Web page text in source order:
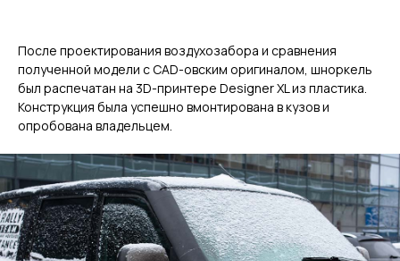
После проектирования воздухозабора и сравнения
полученной модели с CAD-овским оригиналом, шноркель
был распечатан на 3D-принтере Designer XL из пластика.
Конструкция была успешно вмонтирована в кузов и
опробована владельцем.